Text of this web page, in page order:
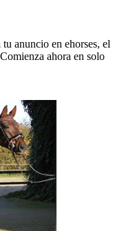
anuncio en ehorses, el
ahora en solo